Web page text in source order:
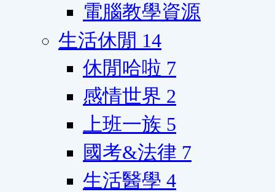
電腦教學資源
生活休閒 14
休閒哈啦 7
感情世界 2
上班一族 5
國考&法律 7
生活醫學 4